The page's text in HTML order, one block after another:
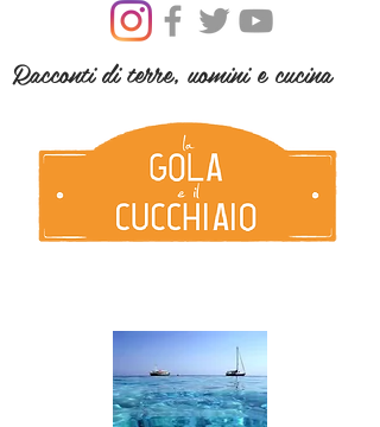
Racconti di terre, uomini e cucina